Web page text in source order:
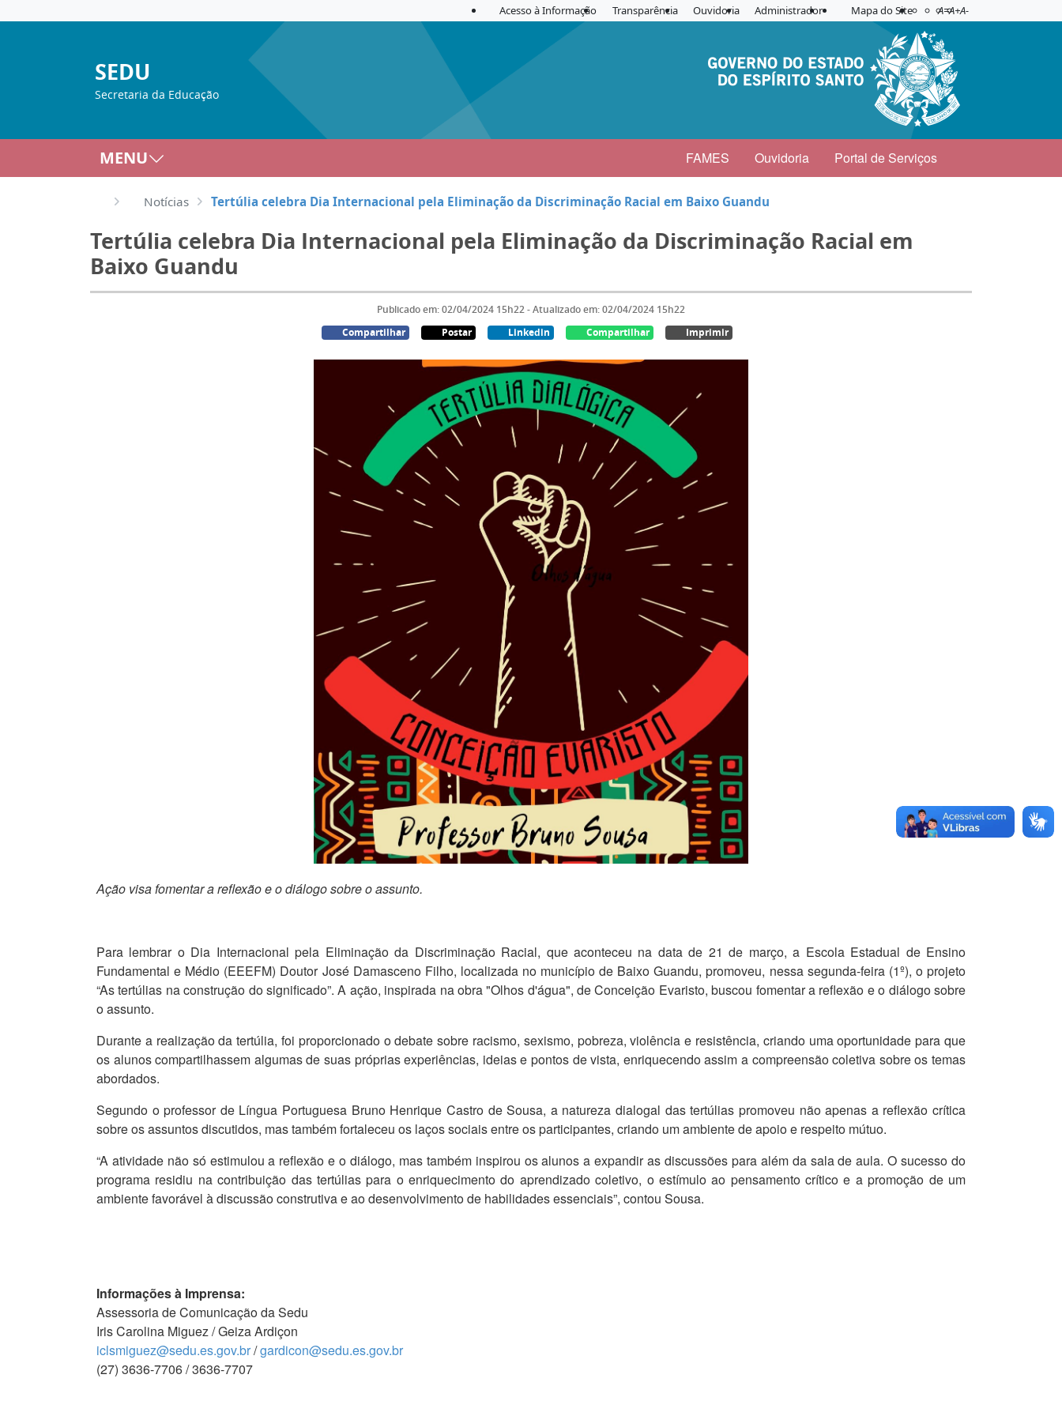
Acesso à Informação Transparência Ouvidoria Administrador Mapa do Site Acessibilidade
Aplicar contraste
A=A+A-
SEDU
Secretaria da Educação
MENU FAMES Ouvidoria Portal de Serviços
Notícias Tertúlia celebra Dia Internacional pela Eliminação da Discriminação Racial em Baixo Guandu
Tertúlia celebra Dia Internacional pela Eliminação da Discriminação Racial em
Baixo Guandu
Publicado em: 02/04/2024 15h22 - Atualizado em: 02/04/2024 15h22
Compartilhar
Postar Linkedin Compartilhar Imprimir
Ação visa fomentar a reflexão e o diálogo sobre o assunto.
Para lembrar o Dia Internacional pela Eliminação da Discriminação Racial, que aconteceu na data de 21 de março, a Escola Estadual de Ensino
Fundamental e Médio (EEEFM) Doutor José Damasceno Filho, localizada no município de Baixo Guandu, promoveu, nessa segunda-feira (1º), o projeto
“As tertúlias na construção do significado”. A ação, inspirada na obra "Olhos d'água", de Conceição Evaristo, buscou fomentar a reflexão e o diálogo sobre
o assunto.
Durante a realização da tertúlia, foi proporcionado o debate sobre racismo, sexismo, pobreza, violência e resistência, criando uma oportunidade para que
os alunos compartilhassem algumas de suas próprias experiências, ideias e pontos de vista, enriquecendo assim a compreensão coletiva sobre os temas
abordados.
Segundo o professor de Língua Portuguesa Bruno Henrique Castro de Sousa, a natureza dialogal das tertúlias promoveu não apenas a reflexão crítica
sobre os assuntos discutidos, mas também fortaleceu os laços sociais entre os participantes, criando um ambiente de apoio e respeito mútuo.
“A atividade não só estimulou a reflexão e o diálogo, mas também inspirou os alunos a expandir as discussões para além da sala de aula. O sucesso do
programa residiu na contribuição das tertúlias para o enriquecimento do aprendizado coletivo, o estímulo ao pensamento crítico e a promoção de um
ambiente favorável à discussão construtiva e ao desenvolvimento de habilidades essenciais”, contou Sousa.
Informações à Imprensa:
Assessoria de Comunicação da Sedu
Iris Carolina Miguez / Geiza Ardiçon
iclsmiguez@sedu.es.gov.br/gardicon@sedu.es.gov.br
(27) 3636-7706 / 3636-7707